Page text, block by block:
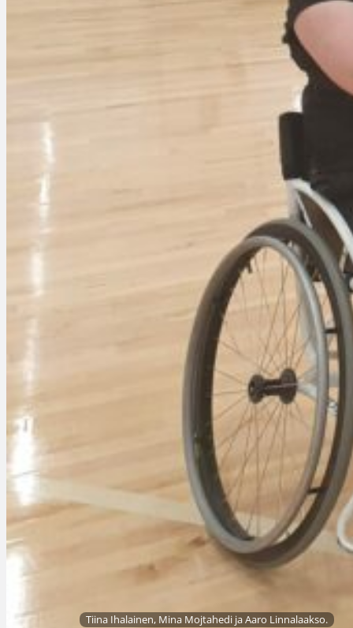
Tiina Ihalainen, Mina Mojtahedi ja Aaro Linnalaakso.